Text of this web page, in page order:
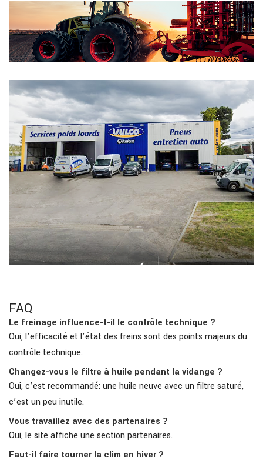
FAQ
Le freinage influence-t-il le contrôle technique ?
Oui, l’efficacité et l’état des freins sont des points majeurs du
contrôle technique.
Changez-vous le filtre à huile pendant la vidange ?
Oui, c’est recommandé: une huile neuve avec un filtre saturé,
c’est un peu inutile.
Vous travaillez avec des partenaires ?
Oui, le site affiche une section partenaires.